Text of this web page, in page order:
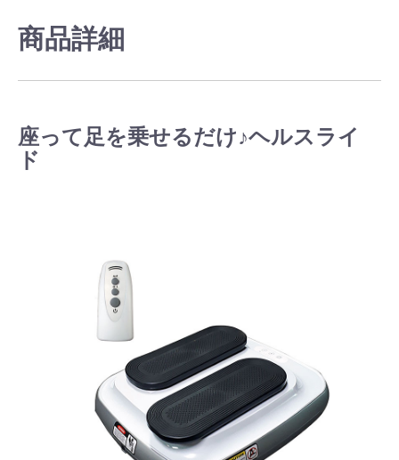
商品詳細
座って足を乗せるだけ♪ヘルスライ
ド